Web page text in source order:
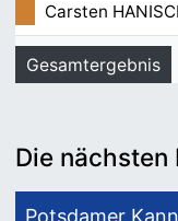
Carsten
Gesamtergebnis
Die nächsten
Potsdamer